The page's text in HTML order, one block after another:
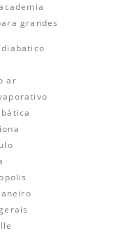
grandes
ar